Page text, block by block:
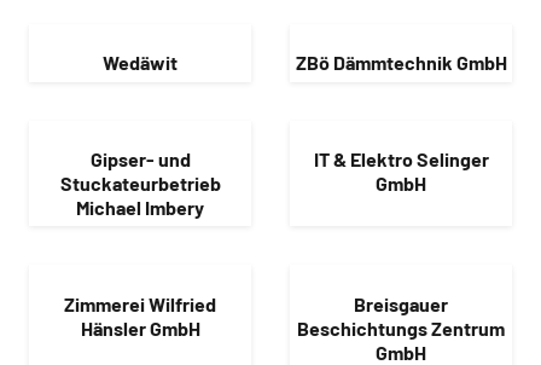
Wedäwit ZBö Dämmtechnik GmbH
Gipser- und
Stuckateurbetrieb
Michael Imbery
IT & Elektro Selinger
GmbH
Zimmerei Wilfried
Hänsler GmbH
Breisgauer
Beschichtungs Zentrum
GmbH